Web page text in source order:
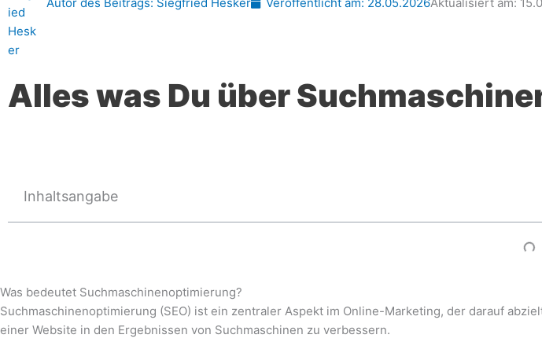
Alles was Du über
Inhaltsangabe
Was bedeutet Suchmaschinenoptimierung?
Suchmaschinenoptimierung (SEO) ist ein zentraler Aspekt im Online-Marketing, der darauf
einer Website in den Ergebnissen von Suchmaschinen zu verbessern.